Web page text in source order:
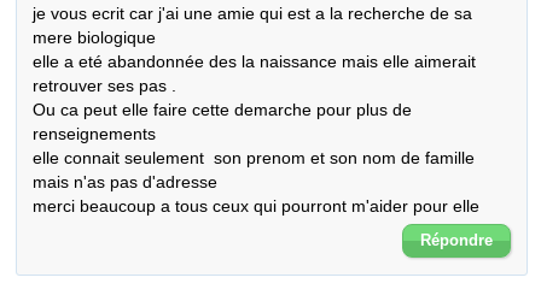
je vous ecrit car j'ai une amie qui est a la recherche de sa
mere biologique
elle a eté abandonnée des la naissance mais elle aimerait
retrouver ses pas .
Ou ca peut elle faire cette demarche pour plus de
renseignements
elle connait seulement  son prenom et son nom de famille
mais n'as pas d'adresse
merci beaucoup a tous ceux qui pourront m'aider pour elle
Répondre